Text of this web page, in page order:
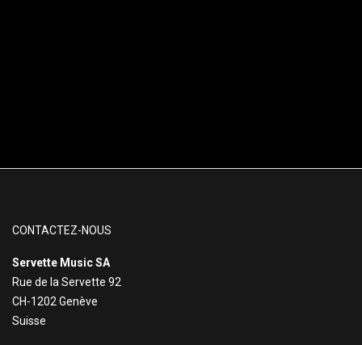
CONTACTEZ-NOUS
Servette Music SA
Rue de la Servette 92
CH-1202 Genève
Suisse